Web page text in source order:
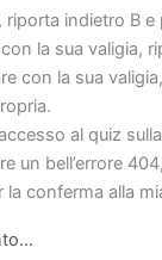
riporta indietro B e
la sua valigia,
con la sua
al quiz
un bell’errore
la conferma alla